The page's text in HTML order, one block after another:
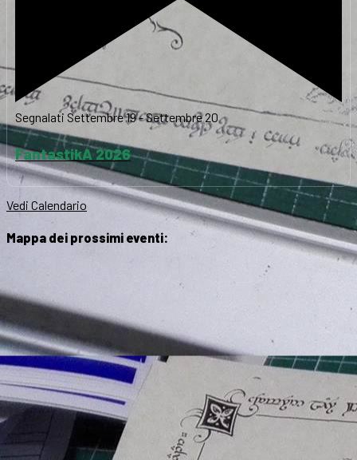
Segnalati Settembre 19-Settembre 20
FantastikA 2026
Vedi Calendario
Mappa dei prossimi eventi: